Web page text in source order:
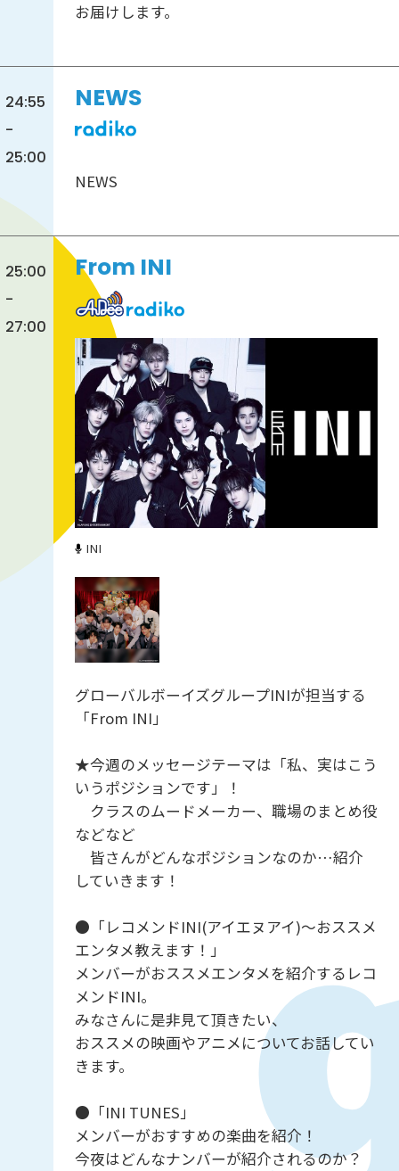
お届けします。
24:55
-
25:00
NEWS
NEWS
25:00
-
27:00
From INI
INI
グローバルボーイズグループINIが担当する
「From INI」
★今週のメッセージテーマは「私、実はこう
いうポジションです」！
クラスのムードメーカー、職場のまとめ役
などなど
皆さんがどんなポジションなのか…紹介
していきます！
●「レコメンドINI(アイエヌアイ)～おススメ
エンタメ教えます！」
メンバーがおススメエンタメを紹介するレコ
メンドINI。
みなさんに是非見て頂きたい、
おススメの映画やアニメについてお話してい
きます。
●「INI TUNES」
メンバーがおすすめの楽曲を紹介！
今夜はどんなナンバーが紹介されるのか？